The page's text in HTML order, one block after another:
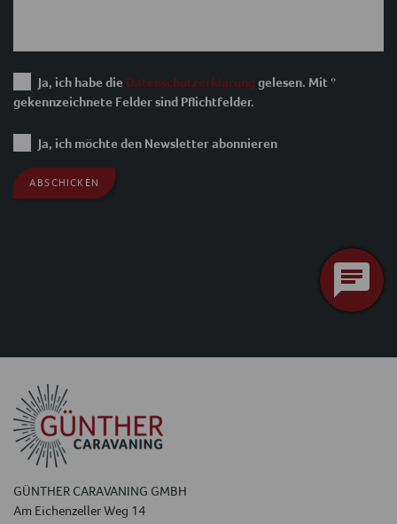
Ja, ich habe die Datenschutzerklärung gelesen. Mit *
gekennzeichnete Felder sind Pflichtfelder.
Ja, ich möchte den Newsletter abonnieren
GÜNTHER CARAVANING GMBH
Am Eichenzeller Weg 14